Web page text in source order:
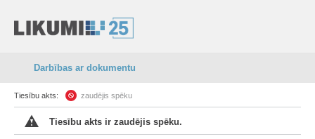
Darbības ar dokumentu
Tiesību akts: zaudējis spēku
Tiesību akts ir zaudējis spēku.